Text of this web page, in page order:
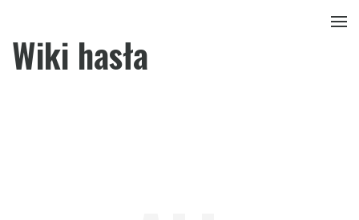
Wiki hasła